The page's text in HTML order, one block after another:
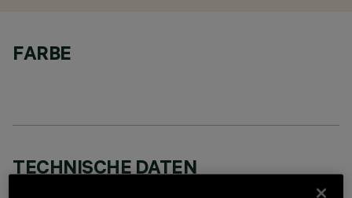
FARBE
TECHNISCHE DATEN